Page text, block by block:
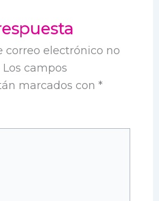
correo electrónico no
Los campos
marcados con*